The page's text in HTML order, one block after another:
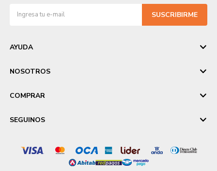
SUSCRIBIRME
AYUDA
NOSOTROS
COMPRAR
SEGUINOS